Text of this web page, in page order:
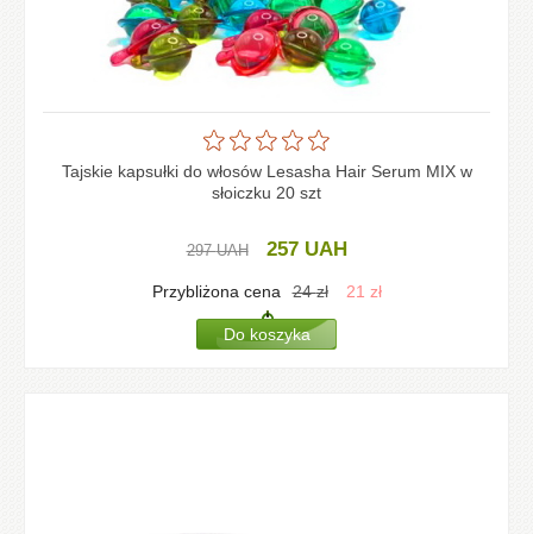
Tajskie kapsułki do włosów Lesasha Hair Serum MIX w
słoiczku 20 szt
297UAH 257 UAH
Przybliżona cena 24zł 21 zł